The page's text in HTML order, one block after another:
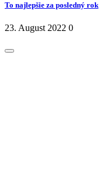
To najlepšie za posledný rok
23. August 2022 0